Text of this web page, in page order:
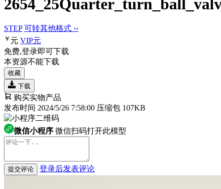
STEP 可转其他格式 ››
￥ 元 VIP元
免费,登录即可下载
本资源不能下载
收藏
下载
购买实物产品
发布时间 2024/5/26 7:58:00 压缩包 107KB
微信小程序 微信扫码打开此模型
提交评论 登录后发表评论